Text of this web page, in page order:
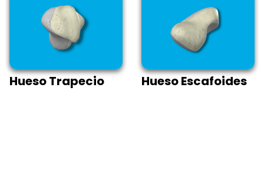
Hueso Trapecio Hueso Escafoides